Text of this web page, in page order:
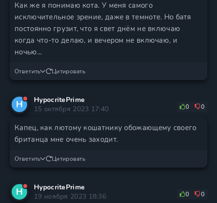
Как же я понимаю кота. У меня самого
исключительное зрение, даже в темноте. Но батя
постоянно грузит, что я свет днём не включаю
когда что-то делаю, и вечером не включаю, и
ночью...
Ответить Цитировать
H
HypocritePrime
15 октября 2023 17:40
0 0
Капец, как лютому кошатнику обожающему своего
британца мне очень заходит.
Ответить Цитировать
H
HypocritePrime
19 ноября 2023 18:36
0 0